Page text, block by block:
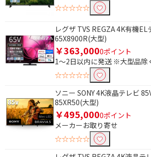
☆☆☆☆☆
レグザ TVS REGZA 4K有機EL
65X8900R(大型)
￥363,0000ポイント
1～2日以内に発送 ※大型品除
☆☆☆☆☆
ソニー SONY 4K液晶テレビ
85XR50(大型)
￥495,0000ポイント
メーカーお取り寄せ
☆☆☆☆☆
15.6V型
防水機能で絞り込む
防水機能なし
サイズで絞り込む
70V型以上 （12畳～）
56～69V
49～55V型（6～8畳）
40～48V型
30～39V型（～4.5畳）